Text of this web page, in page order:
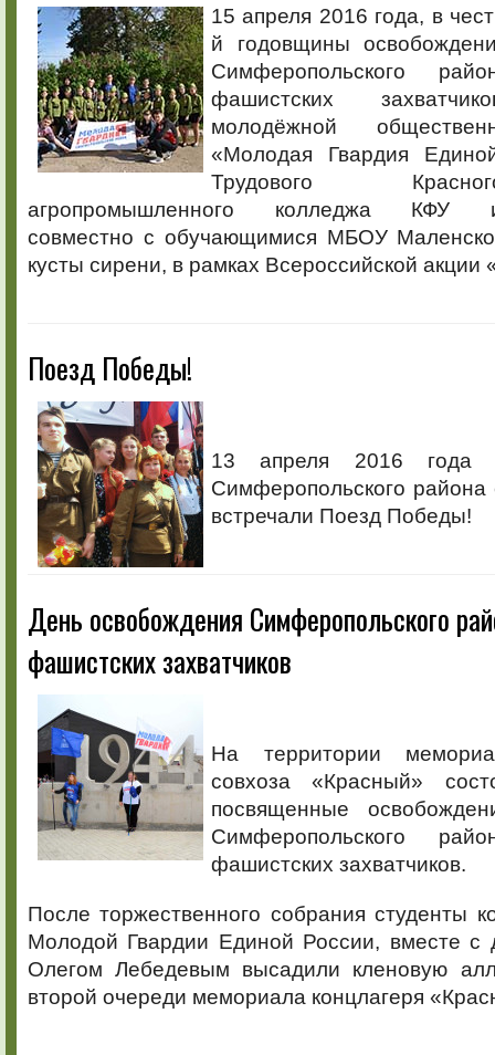
15 апреля 2016 года, в
й годовщины
Симферопольского
фашистских
молодёжной
«Молодая Гвардия
Трудового
агропромышленного колледжа КФУ
совместно с обучающимися МБОУ
кусты сирени, в рамках Всероссийской
Поезд Победы!
13 апреля 2016 года в
Симферопольского района
встречали Поезд Победы!
День освобождения Симферопольского
фашистских захватчиков
На территории
совхоза «Красный»
посвященные
Симферопольского
фашистских захватчиков.
После торжественного собрания студенты
Молодой Гвардии Единой России, вместе с
Олегом Лебедевым высадили кленовую
второй очереди мемориала концлагеря